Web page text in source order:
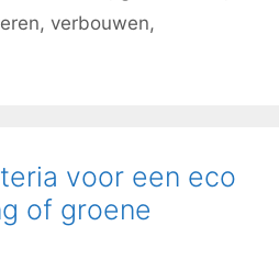
, verbouwen,
voor een eco
of groene